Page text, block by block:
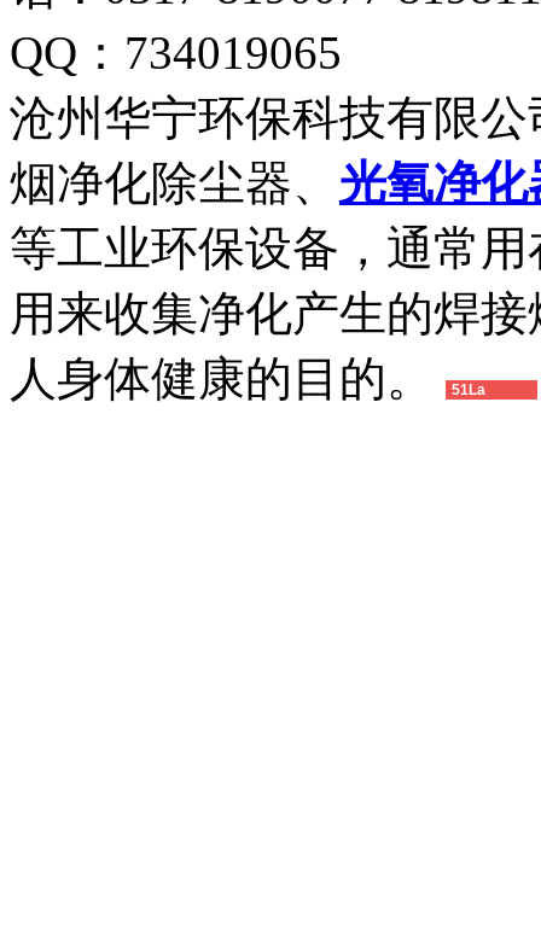
QQ：734019065
沧州华宁环保科技有限
烟净化除尘器、 光氧净化
等工业环保设备，通常
用来收集净化产生的焊
人身体健康的目的。
51La